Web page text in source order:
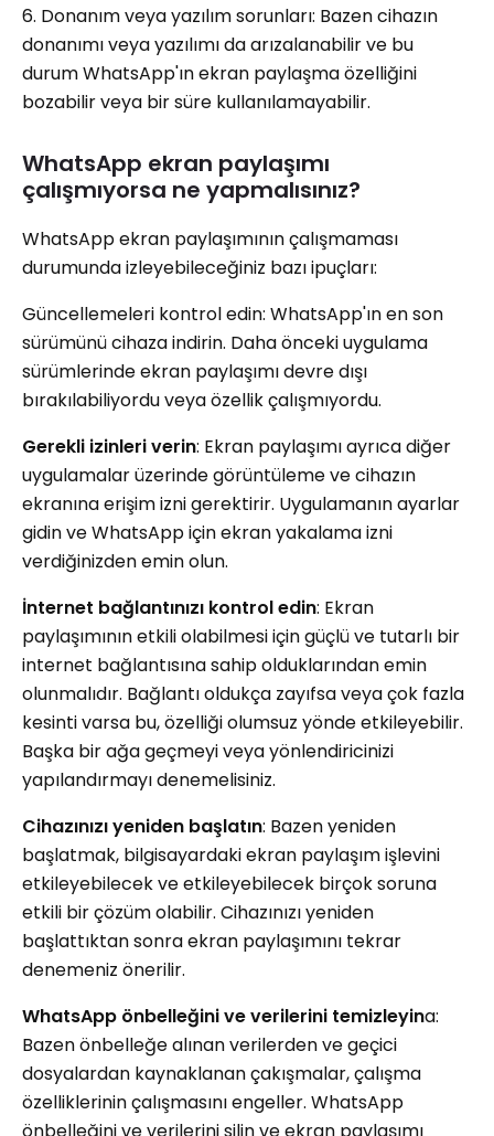
6. Donanım veya yazılım sorunları: Bazen cihazın
donanımı veya yazılımı da arızalanabilir ve bu
durum WhatsApp'ın ekran paylaşma özelliğini
bozabilir veya bir süre kullanılamayabilir.
WhatsApp ekran paylaşımı
çalışmıyorsa ne yapmalısınız?
WhatsApp ekran paylaşımının çalışmaması
durumunda izleyebileceğiniz bazı ipuçları:
Güncellemeleri kontrol edin: WhatsApp'ın en son
sürümünü cihaza indirin. Daha önceki uygulama
sürümlerinde ekran paylaşımı devre dışı
bırakılabiliyordu veya özellik çalışmıyordu.
Gerekli izinleri verin: Ekran paylaşımı ayrıca diğer
uygulamalar üzerinde görüntüleme ve cihazın
ekranına erişim izni gerektirir. Uygulamanın ayarlar
gidin ve WhatsApp için ekran yakalama izni
verdiğinizden emin olun.
İnternet bağlantınızı kontrol edin: Ekran
paylaşımının etkili olabilmesi için güçlü ve tutarlı bir
internet bağlantısına sahip olduklarından emin
olunmalıdır. Bağlantı oldukça zayıfsa veya çok fazla
kesinti varsa bu, özelliği olumsuz yönde etkileyebilir.
Başka bir ağa geçmeyi veya yönlendiricinizi
yapılandırmayı denemelisiniz.
Cihazınızı yeniden başlatın: Bazen yeniden
başlatmak, bilgisayardaki ekran paylaşım işlevini
etkileyebilecek ve etkileyebilecek birçok soruna
etkili bir çözüm olabilir. Cihazınızı yeniden
başlattıktan sonra ekran paylaşımını tekrar
denemeniz önerilir.
WhatsApp önbelleğini ve verilerini temizleyina:
Bazen önbelleğe alınan verilerden ve geçici
dosyalardan kaynaklanan çakışmalar, çalışma
özelliklerinin çalışmasını engeller. WhatsApp